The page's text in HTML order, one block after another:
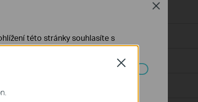
Access Pro
> Access
> Aggregation
Close
této stránky souhlasíte s
a nelze je ve vašich systémech
Close